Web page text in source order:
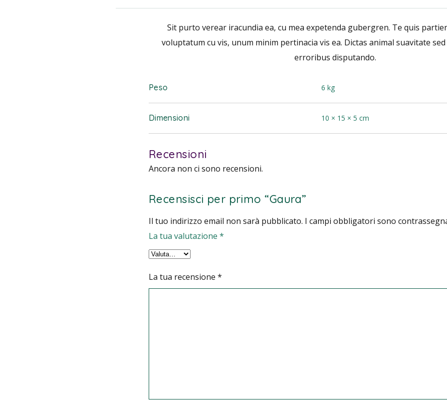
Sit purto verear iracundia ea, cu mea expetenda gubergren. Te quis
voluptatum cu vis, unum minim pertinacia vis ea. Dictas animal suavitate
erroribus disputando.
Peso 6 kg
Dimensioni 10 × 15 × 5 cm
Recensioni
Ancora non ci sono recensioni.
Recensisci per primo “Gaura”
Il tuo indirizzo email non sarà pubblicato. I campi obbligatori sono
La tua valutazione *
La tua recensione *